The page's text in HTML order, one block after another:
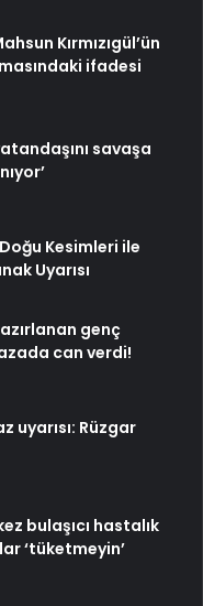
Kırmızıgül’ün
ifadesi
savaşa
Kesimleri ile
Uyarısı
genç
can verdi!
uyarısı: Rüzgar
bulaşıcı hastalık
‘tüketmeyin’